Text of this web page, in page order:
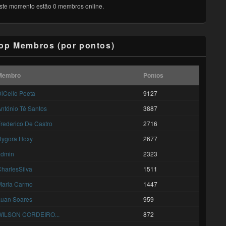
momento estão 0 membros online.
Membros (por pontos)
Pontos
Poeta
9127
Tê Santos
3887
De Castro
2716
Hoxy
2677
2323
1511
Carmo
1447
Soares
959
CORDEIRO...
872